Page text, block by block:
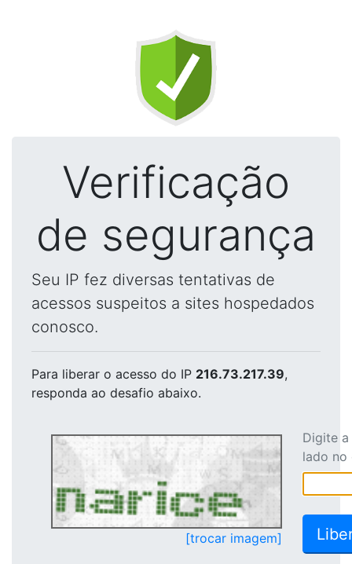
Verificação
de segurança
Seu IP fez diversas tentativas de
acessos suspeitos a sites hospedados
conosco.
Para liberar o acesso do IP 216.73.217.39,
responda ao desafio abaixo.
[trocar imagem]
Digite
lado no